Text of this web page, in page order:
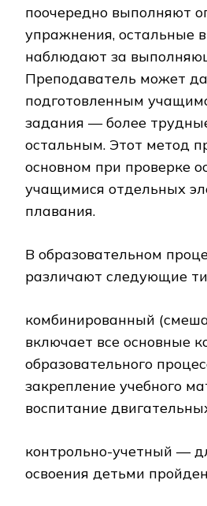
поочередно выполняют
упражнения, остальные
наблюдают за
Преподаватель может
подготовленным
задания — более
остальным. Этот метод
основном при проверке
учащимися отдельных
плавания.
В образовательном
различают следующие
комбинированный
включает все основные
образовательного
закрепление учебного
воспитание
контрольно-учетный —
освоения детьми